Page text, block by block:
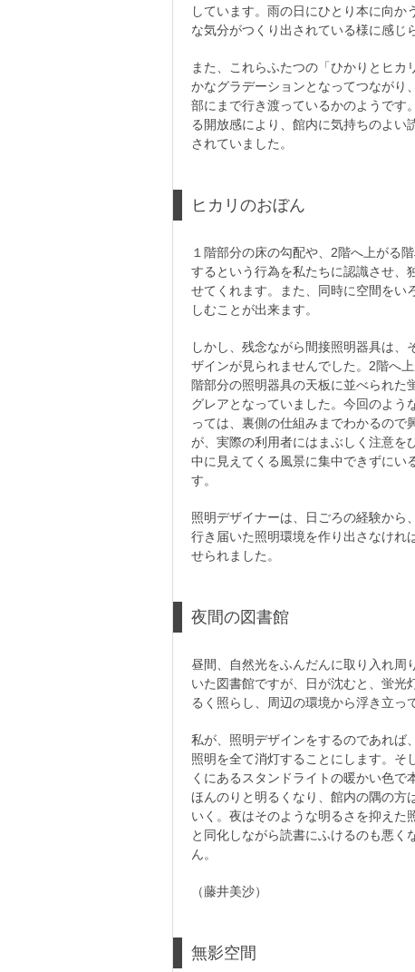
しています。雨の日にひとり本に向か
な気分がつくり出されている様に感じ
また、これらふたつの「ひかりとヒカ
かなグラデーションとなってつながり
部にまで行き渡っているかのようです
る開放感により、館内に気持ちのよい
されていました。
ヒカリのおぼん
１階部分の床の勾配や、2階へ上がる
するという行為を私たちに認識させ、
せてくれます。また、同時に空間をい
しむことが出来ます。
しかし、残念ながら間接照明器具は、
ザインが見られませんでした。2階へ
階部分の照明器具の天板に並べられた
グレアとなっていました。今回のよう
っては、裏側の仕組みまでわかるので
が、実際の利用者にはまぶしく注意を
中に見えてくる風景に集中できずにい
す。
照明デザイナーは、日ごろの経験から
行き届いた照明環境を作り出さなけれ
せられました。
夜間の図書館
昼間、自然光をふんだんに取り入れ周
いた図書館ですが、日が沈むと、蛍光
るく照らし、周辺の環境から浮き立っ
私が、照明デザインをするのであれば
照明を全て消灯することにします。そ
くにあるスタンドライトの暖かい色で
ほんのりと明るくなり、館内の隅の方
いく。夜はそのような明るさを抑えた
と同化しながら読書にふけるのも悪く
ん。
（藤井美沙）
無影空間